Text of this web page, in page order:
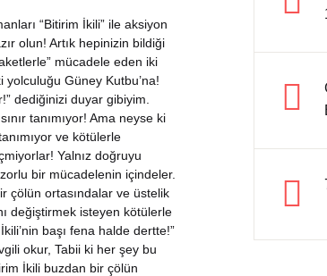
“Bitirim İkili” ile aksiyon
olun! Artık hepinizin bildiği
mücadele eden iki
yolculuğu Güney Kutbu’na!
dediğinizi duyar gibiyim.
tanımıyor! Ama neyse ki
ve kötülerle
Yalnız doğruyu
bir mücadelenin içindeler.
çölün ortasındalar ve üstelik
değiştirmek isteyen kötülerle
başı fena halde dertte!”
okur, Tabii ki her şey bu
İkili buzdan bir çölün